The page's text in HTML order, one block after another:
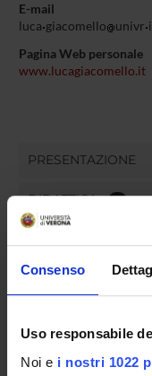
Consenso
Uso responsabile
Noi e i nostri 1022
E-mail
luca giacomello univr
Pagina Web personale
www.lucagiacomello.it
PRESENTAZIONE
DIDATTICA 3
RICERCA
PUBBLICAZIONI